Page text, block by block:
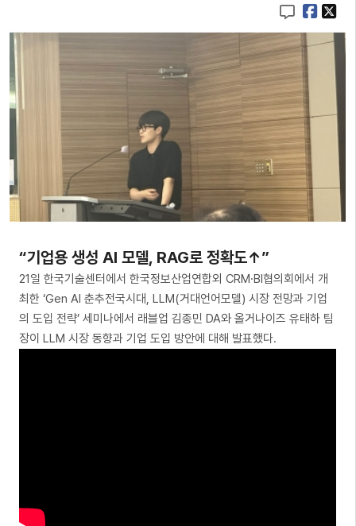
“기업용 생성 AI 모델, RAG로 정확도↑”
21일 한국기술센터에서 한국정보산업연합외 CRM·BI협의회에서 개
최한 ‘Gen AI 춘추전국시대, LLM(거대언어모델) 시장 전망과 기업
의 도입 전략’ 세미나에서 래블업 김종민 DA와 올거나이즈 유태하 팀
장이 LLM 시장 동향과 기업 도입 방안에 대해 발표했다.